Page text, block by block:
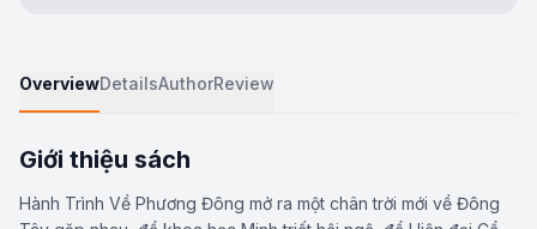
OverviewDetailsAuthorReview
Giới thiệu sách
Hành Trình Về Phương Đông mở ra một chân trời mới về Đông